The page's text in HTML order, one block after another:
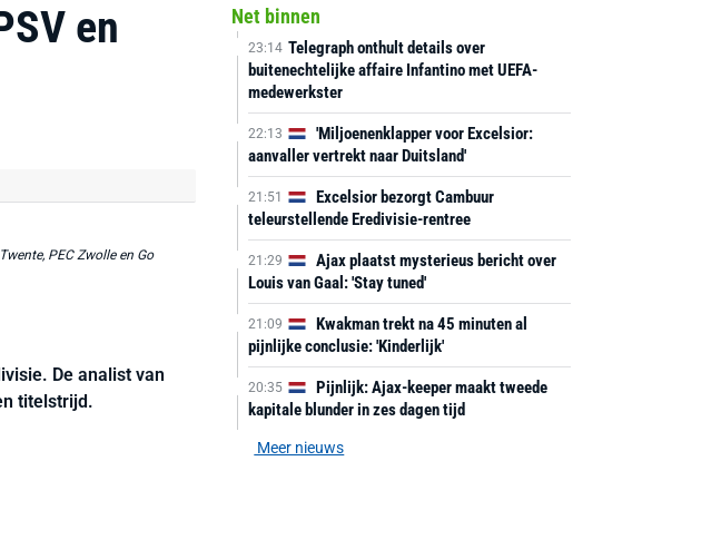
en
PEC Zwolle en Go
De analist van
titelstrijd.
Net binnen
23:14 Telegraph onthult details over
buitenechtelijke affaire Infantino met UEFA-
medewerkster
22:13
'Miljoenenklapper voor Excelsior:
aanvaller vertrekt naar Duitsland'
21:51
Excelsior bezorgt Cambuur
teleurstellende Eredivisie-rentree
21:29
Ajax plaatst mysterieus bericht over
Louis van Gaal: 'Stay tuned'
21:09
Kwakman trekt na 45 minuten al
pijnlijke conclusie: 'Kinderlijk'
20:35
Pijnlijk: Ajax-keeper maakt tweede
kapitale blunder in zes dagen tijd
Meer nieuws